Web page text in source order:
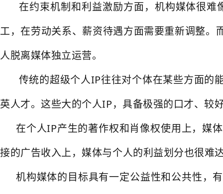
在约束机制和利益激励方面，机构媒体很
工，在劳动关系、薪资待遇方面需要重新调整
人脱离媒体独立运营。
传统的超级个人IP往往对个体在某些方面的
英人才。这些大的个人IP，具备极强的口才、较
在个人IP产生的著作权和肖像权使用上，媒
接的广告收入上，媒体与个人的利益划分也很难
机构媒体的目标具有一定公益性和公共性，